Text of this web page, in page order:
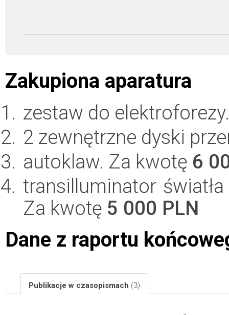
Zakupiona aparatura
zestaw do
2 zewnętrzne dyski
autoklaw. Za kwotę 6
transilluminator
Za kwotę 5 000 PLN
Dane z raportu
Publikacje w czasopismach (3)